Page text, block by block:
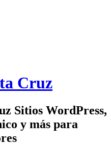
Cruz
Sitios WordPress,
y más para